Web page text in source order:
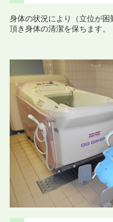
身体の状況により（立位が
頂き身体の清潔を保ちます。